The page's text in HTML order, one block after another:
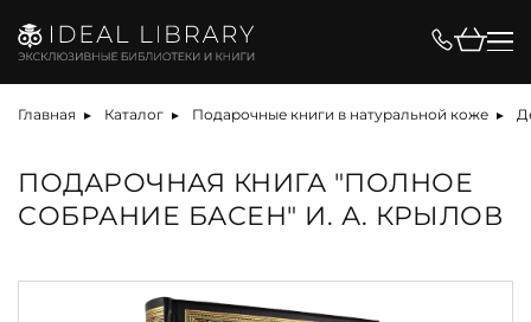
Главная Каталог Подарочные книги в натуральной коже
ПОДАРОЧНАЯ КНИГА "ПОЛНОЕ
СОБРАНИЕ БАСЕН" И. А. КРЫЛОВ